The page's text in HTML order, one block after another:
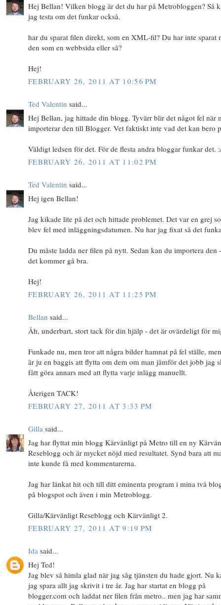
Hej Bellan! Vilken blogg är det du har på Metrobloggen? Så
jag testa om det funkar också.
har du sparat filen direkt, som en XML-fil? Du har inte sparat
den som en webbsida eller så?
Hej!
FEBRUARY 26, 2011 AT 10:56 PM
Ted Valentin said...
Hej Bellan, jag hittade din blogg. Tyvärr blir det något fel när
importerar den till Blogger. Vet faktiskt inte vad det kan bero
Väldigt ledsen för det. För de flesta andra bloggar funkar det.
FEBRUARY 26, 2011 AT 11:02 PM
Ted Valentin said...
Hej igen Bellan!
Jag kikade lite på det och hittade problemet. Det var en grej
blev fel med inläggningsdatumen. Nu har jag fixat så det
Du måste ladda ner filen på nytt. Sedan kan du importera den
det kommer gå bra.
Hej!
FEBRUARY 26, 2011 AT 11:25 PM
Bellan said...
Åh, underbart, stort tack för din hjälp - det är ovärdeligt för
Funkade nu, men tror att några bilder hamnat på fel ställe,
är ju en baggis att flytta om dem om man jämför det jobb jag
fått göra annars med att flytta varje inlägg manuellt.
Återigen TACK!
FEBRUARY 27, 2011 AT 3:33 PM
Gilla said...
Jag har flyttat min blogg Kärvänligt på Metro till en ny
Reseblogg och är mycket nöjd med resultatet. Synd bara att
inte kunde få med kommentarerna.
Jag har länkat hit och till ditt eminenta program i mina två
på blogspot och även i min Metroblogg.
Gilla/Kärvänligt Reseblogg och Kärvänligt 2.
FEBRUARY 27, 2011 AT 9:19 PM
Ida said...
Hej Ted!
Jag blev så himla glad när jag såg tjänsten du hade gjort. Nu
jag spara allt jag skrivit i tre år. Jag har startat en blogg på
blogger.com och laddat ner filen från metro.. men jag har